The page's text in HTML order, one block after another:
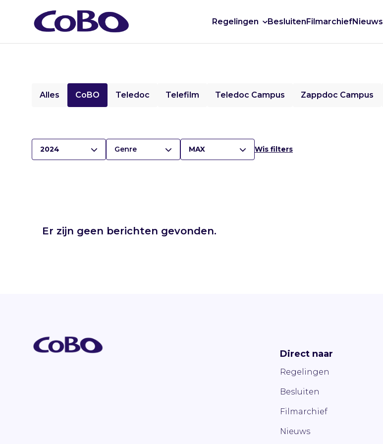
Regelingen BesluitenFilmarchiefNieuws
Alles CoBO Teledoc Telefilm Teledoc Campus Zappdoc Campus
2024 Genre MAX Wis filters
Er zijn geen berichten gevonden.
Direct naar
Regelingen
Besluiten
Filmarchief
Nieuws